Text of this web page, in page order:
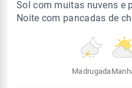
Sol com muitas nuvens e
Noite com pancadas de
Madrugada